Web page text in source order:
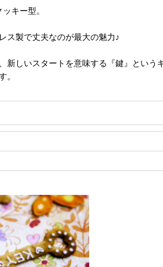
キー型。
ス製で丈夫なのが最大の魅力♪
新しいスタートを意味する『鍵』という
。